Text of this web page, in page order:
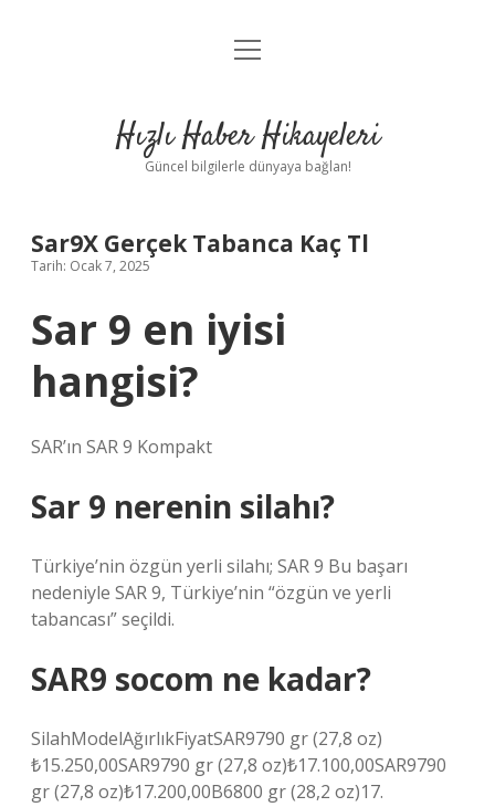
Anasayfa
Yasal Uyarı
menüyü
Hızlı Haber Hikayeleri
Güncel bilgilerle dünyaya bağlan!
Sar9X Gerçek Tabanca Kaç Tl
Tarih: Ocak 7, 2025
Sar 9 en iyisi
hangisi?
SAR’ın SAR 9 Kompakt
Sar 9 nerenin silahı?
Türkiye’nin özgün yerli silahı; SAR 9 Bu başarı
nedeniyle SAR 9, Türkiye’nin “özgün ve yerli
tabancası” seçildi.
SAR9 socom ne kadar?
SilahModelAğırlıkFiyatSAR9790 gr (27,8 oz)
₺15.250,00SAR9790 gr (27,8 oz)₺17.100,00SAR9790
gr (27,8 oz)₺17.200,00B6800 gr (28,2 oz)17.